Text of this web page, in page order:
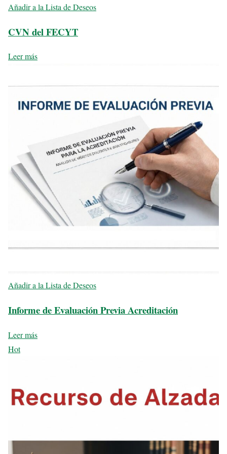
Añadir a la Lista de Deseos
CVN del FECYT
Leer más
Añadir a la Lista de Deseos
Informe de Evaluación Previa Acreditación
Leer más
Hot